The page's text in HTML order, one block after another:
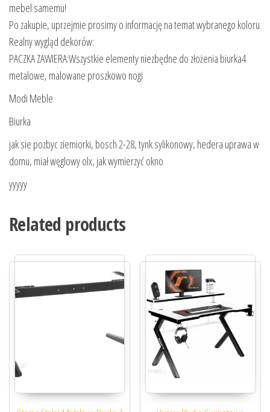
mebel samemu!
Po zakupie, uprzejmie prosimy o informację na temat wybranego koloru
Realny wygląd dekorów:
PACZKA ZAWIERA:Wszystkie elementy niezbędne do złożenia biurka4
metalowe, malowane proszkowo nogi
Modi Meble
Biurka
jak sie pozbyc ziemiorki, bosch 2-28, tynk sylikonowy, hedera uprawa w
domu, miał węglowy olx, jak wymierzyć okno
yyyyy
Related products